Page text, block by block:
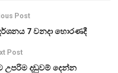
Post
7 වනදා හොරණදී
Post
උපරිම දඩුවම් දෙන්න